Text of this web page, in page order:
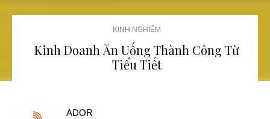
KINH NGHIỆM
Kinh Doanh Ăn Uống Thành Công Từ
Tiểu Tiết
ADOR